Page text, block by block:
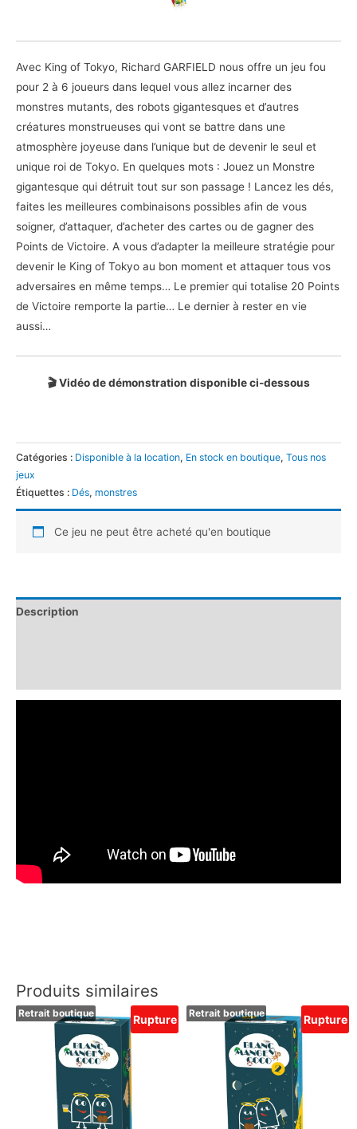
Avec King of Tokyo, Richard GARFIELD nous offre un jeu fou
pour 2 à 6 joueurs dans lequel vous allez incarner des
monstres mutants, des robots gigantesques et d’autres
créatures monstrueuses qui vont se battre dans une
atmosphère joyeuse dans l’unique but de devenir le seul et
unique roi de Tokyo. En quelques mots : Jouez un Monstre
gigantesque qui détruit tout sur son passage ! Lancez les dés,
faites les meilleures combinaisons possibles afin de vous
soigner, d’attaquer, d’acheter des cartes ou de gagner des
Points de Victoire. A vous d’adapter la meilleure stratégie pour
devenir le King of Tokyo au bon moment et attaquer tous vos
adversaires en même temps… Le premier qui totalise 20 Points
de Victoire remporte la partie… Le dernier à rester en vie
aussi…
🎬 Vidéo de démonstration disponible ci-dessous
Catégories : Disponible à la location, En stock en boutique, Tous nos
jeux
Étiquettes : Dés, monstres
Ce jeu ne peut être acheté qu'en boutique
Description
Produits similaires
Retrait boutique Rupture Retrait boutique Rupture